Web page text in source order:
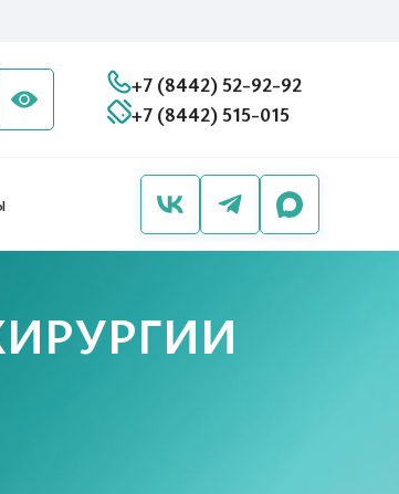
+7 (8442) 52-92-92
+7 (8442) 515-015